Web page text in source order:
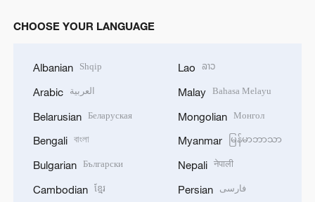
CHOOSE YOUR LANGUAGE
Albanian Shqip
Arabic العربية
Belarusian Беларуская
Bengali বাংলা
Bulgarian Български
Cambodian ខ្មែរ
Lao ລາວ
Malay Bahasa Melayu
Mongolian Монгол
Myanmar မြန်မာဘာသာ
Nepali नेपाली
Persian فارسی